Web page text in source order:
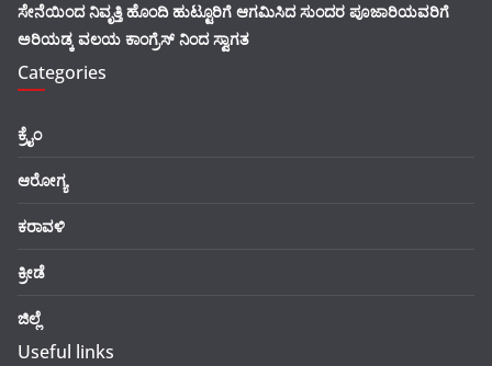
ಸೇನೆಯಿಂದ ನಿವೃತ್ತಿ ಹೊಂದಿ ಹುಟ್ಟೂರಿಗೆ ಆಗಮಿಸಿದ ಸುಂದರ ಪೂಜಾರಿಯವರಿಗೆ
ಅರಿಯಡ್ಕ ವಲಯ ಕಾಂಗ್ರೆಸ್ ನಿಂದ ಸ್ವಾಗತ
Categories
ಕ್ರೈಂ
ಆರೋಗ್ಯ
ಕರಾವಳಿ
ಕ್ರೀಡೆ
ಜಿಲ್ಲೆ
Useful links